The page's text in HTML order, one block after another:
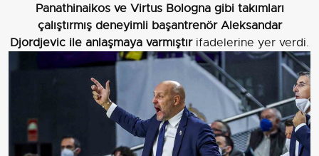
Panathinaikos ve Virtus Bologna gibi takımları
çalıştırmış deneyimli başantrenör Aleksandar
Djordjevic ile anlaşmaya varmıştırifadelerine yer verdi.